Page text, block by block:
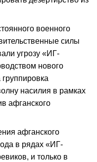
военного
силы
угрозу «ИГ-
нового
насилия в рамках
афганского
афганского
в рядах «ИГ-
и только в